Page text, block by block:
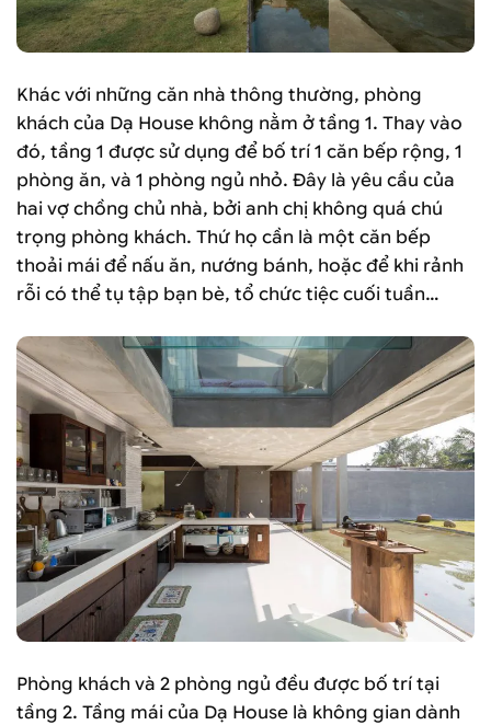
Khác với những căn nhà thông thường, phòng
khách của Dạ House không nằm ở tầng 1. Thay vào
đó, tầng 1 được sử dụng để bố trí 1 căn bếp rộng, 1
phòng ăn, và 1 phòng ngủ nhỏ. Đây là yêu cầu của
hai vợ chồng chủ nhà, bởi anh chị không quá chú
trọng phòng khách. Thứ họ cần là một căn bếp
thoải mái để nấu ăn, nướng bánh, hoặc để khi rảnh
rỗi có thể tụ tập bạn bè, tổ chức tiệc cuối tuần…
Phòng khách và 2 phòng ngủ đều được bố trí tại
tầng 2. Tầng mái của Dạ House là không gian dành